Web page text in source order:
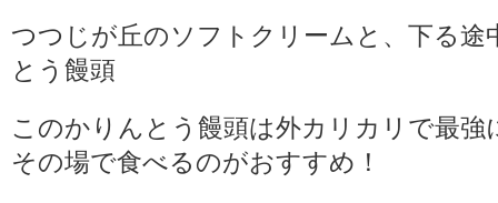
つつじが丘のソフトクリームと、下る
とう饅頭
このかりんとう饅頭は外カリカリで最
その場で食べるのがおすすめ！